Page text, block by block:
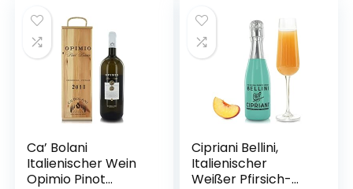
Ca’ Bolani
Italienischer Wein
Opimio Pinot
Cipriani Bellini,
Italienischer
Weißer Pfirsich-